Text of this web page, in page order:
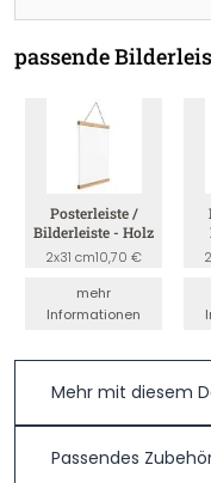
passende
Posterleiste /
Bilderleiste - Holz
2x31 cm10,70 €
mehr
Informationen
Mehr mit diesem
Passendes